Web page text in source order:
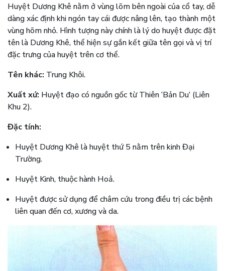
Huyệt Dương Khê nằm ở vùng lõm bên ngoài của cổ tay, dễ
dàng xác định khi ngón tay cái được nâng lên, tạo thành một
vùng hõm nhỏ. Hình tượng này chính là lý do huyệt được đặt
tên là Dương Khê, thể hiện sự gắn kết giữa tên gọi và vị trí
đặc trưng của huyệt trên cơ thể.
Tên khác: Trung Khôi.
Xuất xứ: Huyệt đạo có nguồn gốc từ Thiên ‘Bản Du’ (Liên
Khu 2).
Đặc tính:
Huyệt Dương Khê là huyệt thứ 5 nằm trên kinh Đại
Trường.
Huyệt Kinh, thuộc hành Hoả.
Huyệt được sử dụng để châm cứu trong điều trị các bệnh
liên quan đến cơ, xương và da.